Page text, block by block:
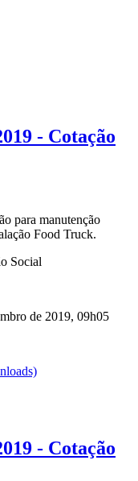
- Cotação
para manutenção
Food Truck.
Social
de 2019, 09h05
- Cotação